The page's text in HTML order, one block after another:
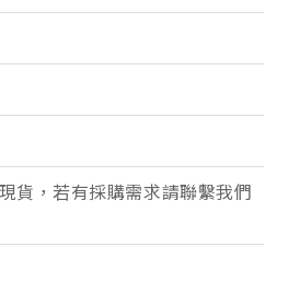
貨，若有採購需求請聯繫我們